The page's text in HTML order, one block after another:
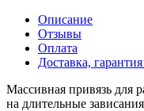
Описание
Отзывы
Оплата
Доставка,
Массивная привязь для
на длительные